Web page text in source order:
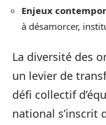
Enjeux
à désamorcer,
La diversité des
un levier de
défi collectif
national s’inscrit